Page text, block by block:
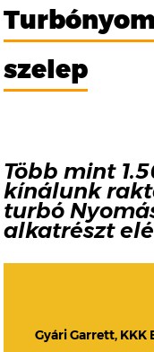
szelep
Több mint
kínálunk
turbó
alkatrészt
Gyári Garrett, KKK